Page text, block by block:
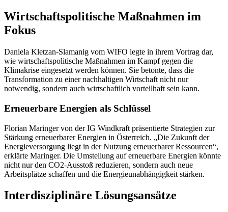
Wirtschaftspolitische Maßnahmen im
Fokus
Daniela Kletzan-Slamanig vom WIFO legte in ihrem Vortrag dar,
wie wirtschaftspolitische Maßnahmen im Kampf gegen die
Klimakrise eingesetzt werden können. Sie betonte, dass die
Transformation zu einer nachhaltigen Wirtschaft nicht nur
notwendig, sondern auch wirtschaftlich vorteilhaft sein kann.
Erneuerbare Energien als Schlüssel
Florian Maringer von der IG Windkraft präsentierte Strategien zur
Stärkung erneuerbarer Energien in Österreich. „Die Zukunft der
Energieversorgung liegt in der Nutzung erneuerbarer Ressourcen“,
erklärte Maringer. Die Umstellung auf erneuerbare Energien könnte
nicht nur den CO2-Ausstoß reduzieren, sondern auch neue
Arbeitsplätze schaffen und die Energieunabhängigkeit stärken.
Interdisziplinäre Lösungsansätze